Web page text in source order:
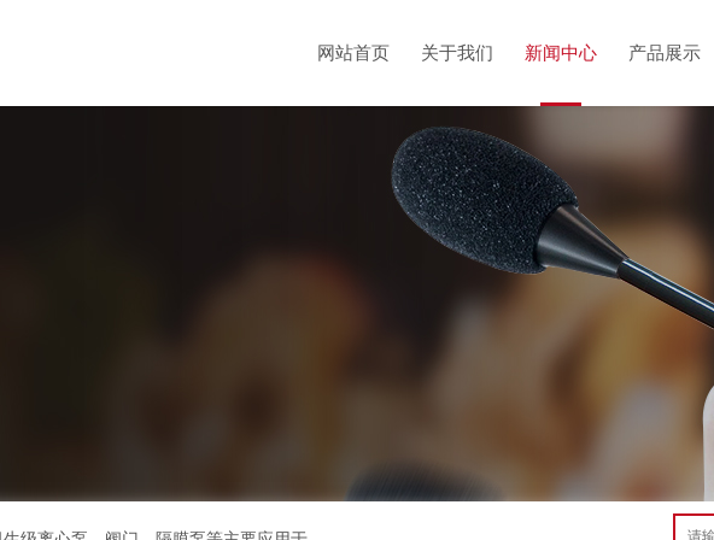
网站首页 关于我们 新闻中心 产品展示